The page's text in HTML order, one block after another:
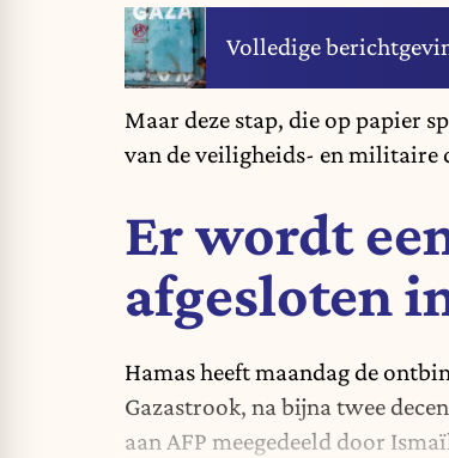
Volledige
Maar deze stap, die op papier
van de veiligheids- en militaire
Er wordt
afgesloten
Hamas heeft maandag de
Gazastrook, na bijna twee
aan AFP meegedeeld door